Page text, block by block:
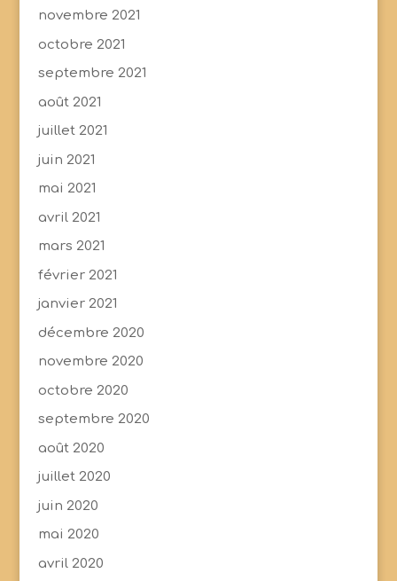
novembre 2021
octobre 2021
septembre 2021
août 2021
juillet 2021
juin 2021
mai 2021
avril 2021
mars 2021
février 2021
janvier 2021
décembre 2020
novembre 2020
octobre 2020
septembre 2020
août 2020
juillet 2020
juin 2020
mai 2020
avril 2020